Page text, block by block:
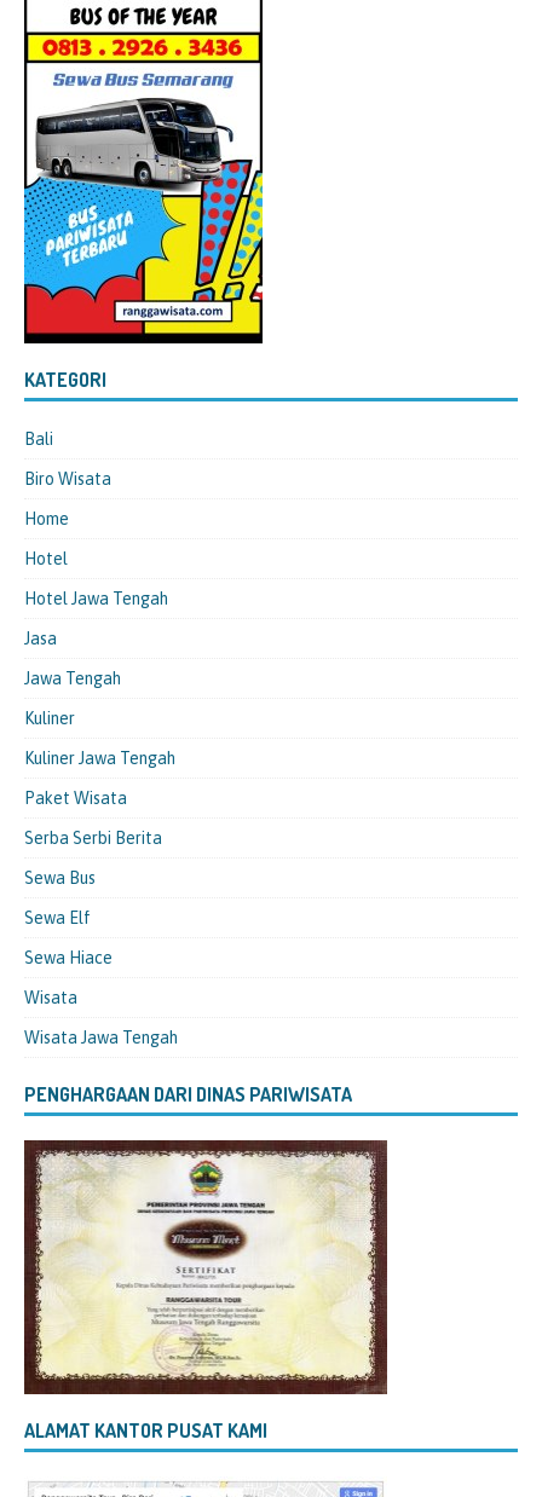
KATEGORI
Bali
Biro Wisata
Home
Hotel
Hotel Jawa Tengah
Jasa
Jawa Tengah
Kuliner
Kuliner Jawa Tengah
Paket Wisata
Serba Serbi Berita
Sewa Bus
Sewa Elf
Sewa Hiace
Wisata
Wisata Jawa Tengah
PENGHARGAAN DARI DINAS PARIWISATA
ALAMAT KANTOR PUSAT KAMI